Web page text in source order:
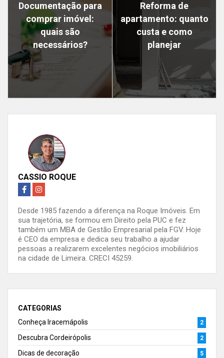
Documentação para
comprar imóvel:
quais são
necessários?
Reforma de
apartamento: quanto
custa e como
planejar
CASSIO ROQUE
Desde 1985 fazendo a diferença na Roque Imóveis. Em
sua trajetória, se formou em Direito pela PUC e fez
também um MBA de Gestão Empresarial pela FGV. Hoje
é CEO da empresa e dedica seu trabalho a ajudar
pessoas a realizarem excelentes negócios imobiliários
na cidade de Limeira. CRECI 45259.
CATEGORIAS
Conheça Iracemápolis
2
Descubra Cordeirópolis 2
Dicas de decoração 5